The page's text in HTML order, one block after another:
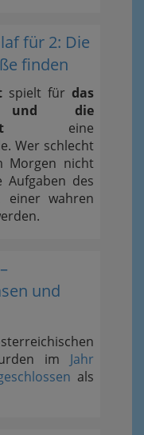
für 2: Die
finden
spielt für das
und die
eine
Wer schlecht
Morgen nicht
des
einer wahren
und
im Jahr
als